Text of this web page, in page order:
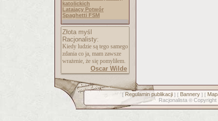
katolickich
Latający Potwór
Spaghetti FSM
Złota myśl
Racjonalisty:
Kiedy ludzie są tego samego
zdania co ja, mam zawsze
wrażenie, że się pomyliłem.
Oscar Wilde
[ Regulamin publikacji] [ Bannery] [
Racjonalista © Copyright